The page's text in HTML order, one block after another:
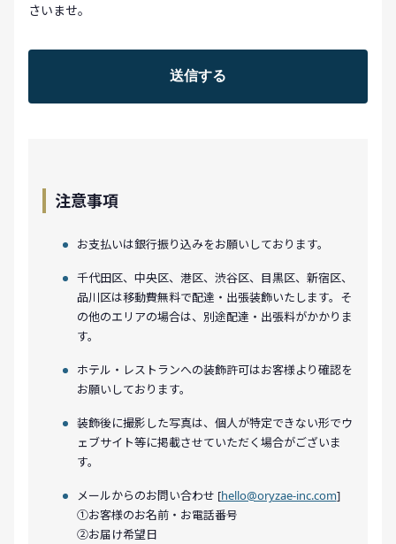
さいませ。
注意事項
お支払いは銀行振り込みをお願いしております。
千代田区、中央区、港区、渋谷区、目黒区、新宿区、
品川区は移動費無料で配達・出張装飾いたします。そ
の他のエリアの場合は、別途配達・出張料がかかりま
す。
ホテル・レストランへの装飾許可はお客様より確認を
お願いしております。
装飾後に撮影した写真は、個人が特定できない形でウ
ェブサイト等に掲載させていただく場合がございま
す。
メールからのお問い合わせ [hello@oryzae-inc.com]
①お客様のお名前・お電話番号
②お届け希望日